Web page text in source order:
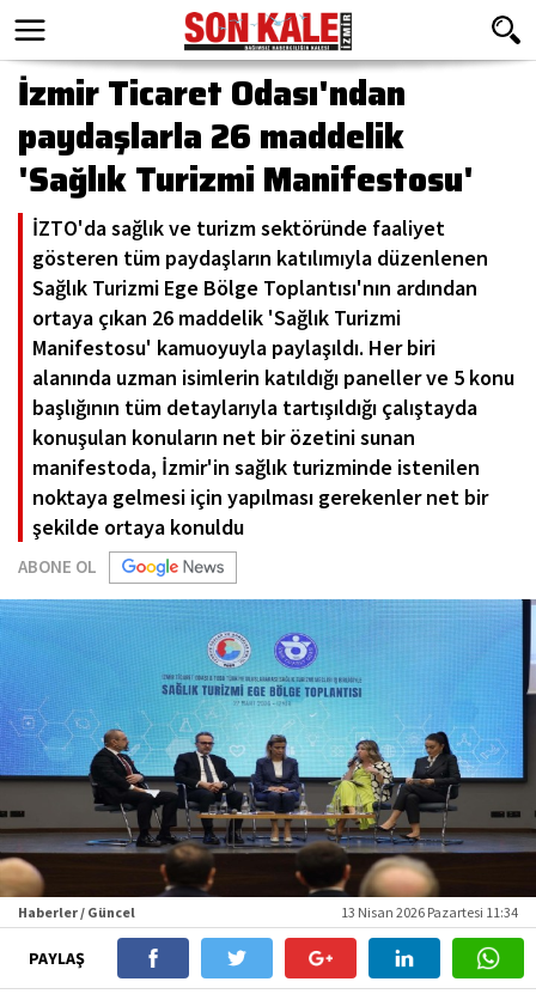
İzmir Ticaret Odası'ndan
paydaşlarla 26 maddelik
'Sağlık Turizmi Manifestosu'
İZTO'da sağlık ve turizm sektöründe faaliyet
gösteren tüm paydaşların katılımıyla düzenlenen
Sağlık Turizmi Ege Bölge Toplantısı'nın ardından
ortaya çıkan 26 maddelik 'Sağlık Turizmi
Manifestosu' kamuoyuyla paylaşıldı. Her biri
alanında uzman isimlerin katıldığı paneller ve 5 konu
başlığının tüm detaylarıyla tartışıldığı çalıştayda
konuşulan konuların net bir özetini sunan
manifestoda, İzmir'in sağlık turizminde istenilen
noktaya gelmesi için yapılması gerekenler net bir
şekilde ortaya konuldu
ABONE OL
Haberler / Güncel 13 Nisan 2026 Pazartesi 11:34
PAYLAŞ